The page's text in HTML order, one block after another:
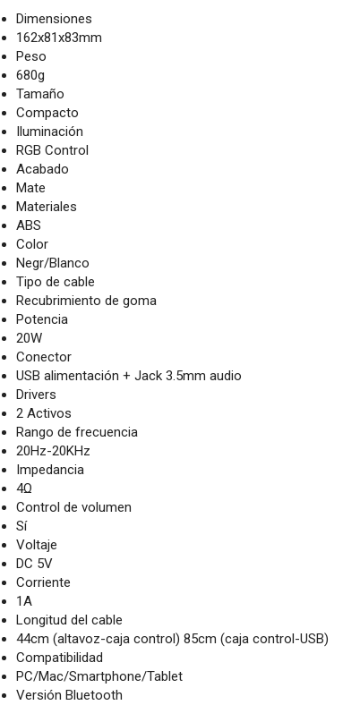
Dimensiones
162x81x83mm
Peso
680g
Tamaño
Compacto
Iluminación
RGB Control
Acabado
Mate
Materiales
ABS
Color
Negr/Blanco
Tipo de cable
Recubrimiento de goma
Potencia
20W
Conector
USB alimentación + Jack 3.5mm audio
Drivers
2 Activos
Rango de frecuencia
20Hz-20KHz
Impedancia
4Ω
Control de volumen
Sí
Voltaje
DC 5V
Corriente
1A
Longitud del cable
44cm (altavoz-caja control) 85cm (caja control-USB)
Compatibilidad
PC/Mac/Smartphone/Tablet
Versión Bluetooth